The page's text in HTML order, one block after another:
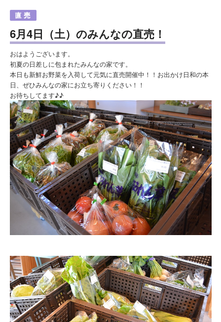
6月4日（土）のみんなの直売！
おはようございます。
初夏の日差しに包まれたみんなの家です。
本日も新鮮お野菜を入荷して元気に直売開催中！！お出かけ日和の本
日、ぜひみんなの家にお立ち寄りください！！
お待ちしてます♪♪